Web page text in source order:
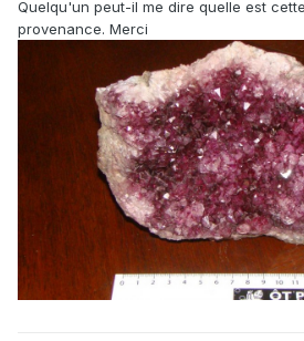
Quelqu'un peut-il me dire quelle est
provenance. Merci